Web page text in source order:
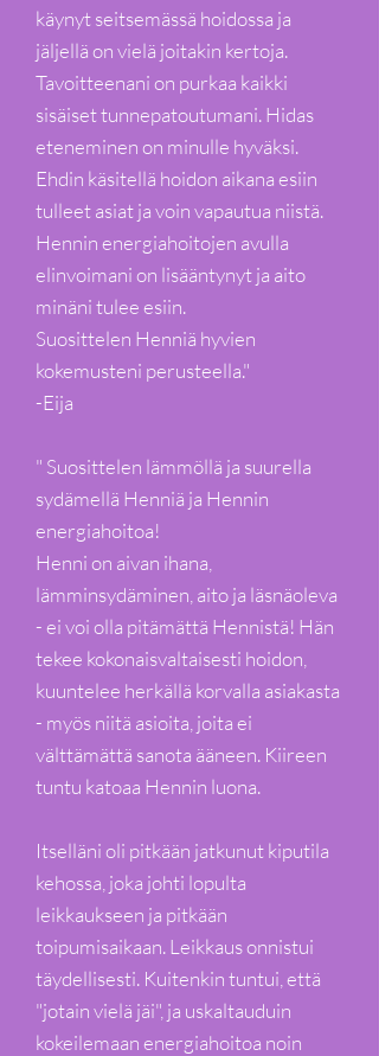
käynyt seitsemässä hoidossa ja
jäljellä on vielä joitakin kertoja.
Tavoitteenani on purkaa kaikki
sisäiset tunnepatoutumani. Hidas
eteneminen on minulle hyväksi.
Ehdin käsitellä hoidon aikana esiin
tulleet asiat ja voin vapautua niistä.
Hennin energiahoitojen avulla
elinvoimani on lisääntynyt ja aito
minäni tulee esiin.
Suosittelen Henniä hyvien
kokemusteni perusteella."
-Eija
" Suosittelen lämmöllä ja suurella
sydämellä Henniä ja Hennin
energiahoitoa!
Henni on aivan ihana,
lämminsydäminen, aito ja läsnäoleva
- ei voi olla pitämättä Hennistä! Hän
tekee kokonaisvaltaisesti hoidon,
kuuntelee herkällä korvalla asiakasta
- myös niitä asioita, joita ei
välttämättä sanota ääneen. Kiireen
tuntu katoaa Hennin luona.
Itselläni oli pitkään jatkunut kiputila
kehossa, joka johti lopulta
leikkaukseen ja pitkään
toipumisaikaan. Leikkaus onnistui
täydellisesti. Kuitenkin tuntui, että
"jotain vielä jäi", ja uskaltauduin
kokeilemaan energiahoitoa noin